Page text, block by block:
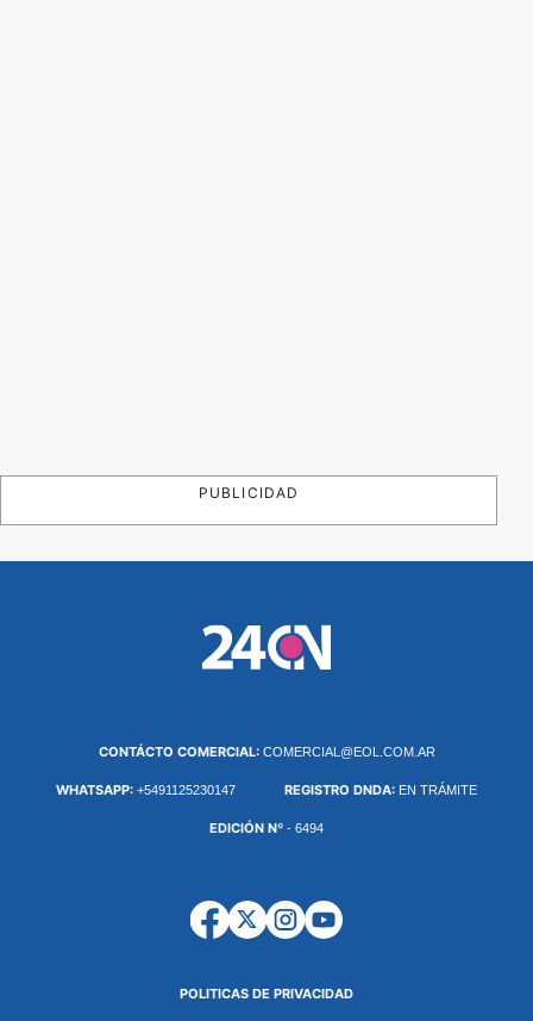
PUBLICIDAD
CONTÁCTO COMERCIAL: COMERCIAL@EOL.COM.AR
WHATSAPP: +5491125230147 REGISTRO DNDA: EN TRÁMITE
EDICIÓN Nº - 6494
POLITICAS DE PRIVACIDAD